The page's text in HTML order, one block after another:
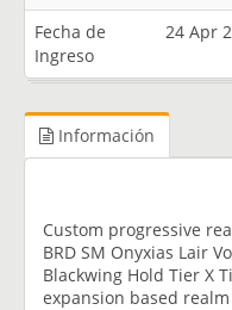
Fecha de
Ingreso
24 Apr
Información
Custom progressive
BRD SM Onyxias Lair
Blackwing Hold Tier X
expansion based realm